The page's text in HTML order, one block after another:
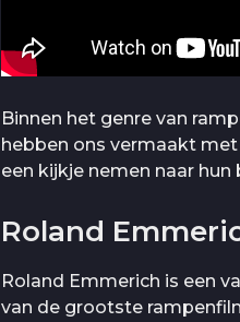
Binnen het genre van
hebben ons vermaakt
een kijkje nemen naar
Roland
Roland Emmerich is een
van de grootste